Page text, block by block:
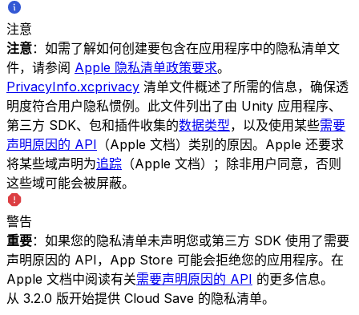
注意
注意：如需了解如何创建要包含在应用程序中的隐私清单文
件，请参阅 Apple 隐私清单政策要求。
PrivacyInfo.xcprivacy 清单文件概述了所需的信息，确保透
明度符合用户隐私惯例。此文件列出了由 Unity 应用程序、
第三方 SDK、包和插件收集的数据类型，以及使用某些需要
声明原因的 API （Apple 文档）类别的原因。Apple 还要求
将某些域声明为追踪 （Apple 文档）；除非用户同意，否则
这些域可能会被屏蔽。
警告
重要：如果您的隐私清单未声明您或第三方 SDK 使用了需要
声明原因的 API，App Store 可能会拒绝您的应用程序。在
Apple 文档中阅读有关需要声明原因的 API 的更多信息。
从 3.2.0 版开始提供 Cloud Save 的隐私清单。